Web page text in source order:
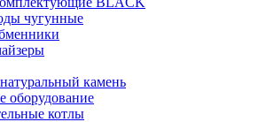
чугунные
камень
оборудование
котлы